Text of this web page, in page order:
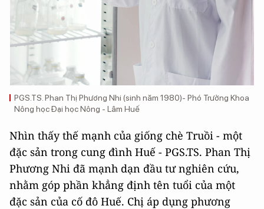
PGS.TS. Phan Thị Phương Nhi (sinh năm 1980)- Phó Trưởng Khoa
Nông học Đại học Nông - Lâm Huế
Nhìn thấy thế mạnh của giống chè Truồi - một
đặc sản trong cung đình Huế - PGS.TS. Phan Thị
Phương Nhi đã mạnh dạn đầu tư nghiên cứu,
nhằm góp phần khẳng định tên tuổi của một
đặc sản của cố đô Huế. Chị áp dụng phương